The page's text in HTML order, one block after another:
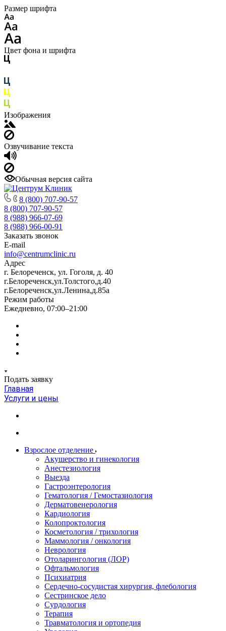
Размер шрифта
Цвет фона и шрифта
Изображения
Озвучивание текста
Обычная версия сайта
8 (800) 707-90-57
8 (800) 707-90-57
8 (988) 966-07-69
8 (988) 966-00-91
Заказать звонок
E-mail
info@centrumclinic.ru
Адрес
г. Белореченск, ул. Гоголя, д. 40
г.Белореченск,ул.Толстого,д.40
г.Белореченск,ул.Ленина,д.85а
Режим работы
Ежедневно, 07:00–21:00
Подать заявку
Главная
Услуги и цены
Взрослое отделение
Акушерство и гинекология
Анестезиология
Выезда
Гастроэнтерология
Гематология / Гемостазиология
Дерматовенерология
Кардиология
Колопроктология
Косметология / трихология
Маммология / онкология
Неврология
Отоларингология (ЛОР)
Офтальмология
Психиатрия
Сердечно-сосудистая хирургия, флебология
Сестринское дело
Сурдология
Терапия
Травматология и ортопедия